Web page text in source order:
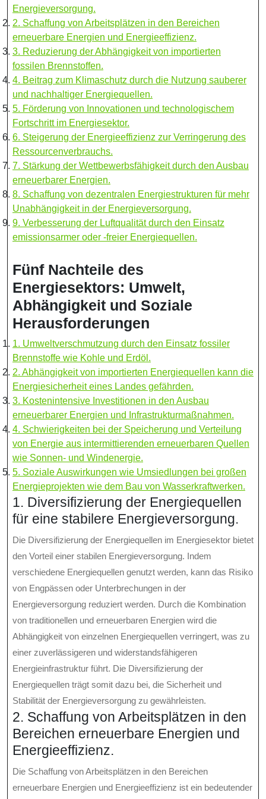
Energieversorgung.
2. Schaffung von Arbeitsplätzen in den Bereichen
erneuerbare Energien und Energieeffizienz.
3. Reduzierung der Abhängigkeit von importierten
fossilen Brennstoffen.
4. Beitrag zum Klimaschutz durch die Nutzung sauberer
und nachhaltiger Energiequellen.
5. Förderung von Innovationen und technologischem
Fortschritt im Energiesektor.
6. Steigerung der Energieeffizienz zur Verringerung des
Ressourcenverbrauchs.
7. Stärkung der Wettbewerbsfähigkeit durch den Ausbau
erneuerbarer Energien.
8. Schaffung von dezentralen Energiestrukturen für mehr
Unabhängigkeit in der Energieversorgung.
9. Verbesserung der Luftqualität durch den Einsatz
emissionsarmer oder -freier Energiequellen.
Fünf Nachteile des
Energiesektors: Umwelt,
Abhängigkeit und Soziale
Herausforderungen
1. Umweltverschmutzung durch den Einsatz fossiler
Brennstoffe wie Kohle und Erdöl.
2. Abhängigkeit von importierten Energiequellen kann die
Energiesicherheit eines Landes gefährden.
3. Kostenintensive Investitionen in den Ausbau
erneuerbarer Energien und Infrastrukturmaßnahmen.
4. Schwierigkeiten bei der Speicherung und Verteilung
von Energie aus intermittierenden erneuerbaren Quellen
wie Sonnen- und Windenergie.
5. Soziale Auswirkungen wie Umsiedlungen bei großen
Energieprojekten wie dem Bau von Wasserkraftwerken.
1. Diversifizierung der Energiequellen
für eine stabilere Energieversorgung.
Die Diversifizierung der Energiequellen im Energiesektor bietet
den Vorteil einer stabilen Energieversorgung. Indem
verschiedene Energiequellen genutzt werden, kann das Risiko
von Engpässen oder Unterbrechungen in der
Energieversorgung reduziert werden. Durch die Kombination
von traditionellen und erneuerbaren Energien wird die
Abhängigkeit von einzelnen Energiequellen verringert, was zu
einer zuverlässigeren und widerstandsfähigeren
Energieinfrastruktur führt. Die Diversifizierung der
Energiequellen trägt somit dazu bei, die Sicherheit und
Stabilität der Energieversorgung zu gewährleisten.
2. Schaffung von Arbeitsplätzen in den
Bereichen erneuerbare Energien und
Energieeffizienz.
Die Schaffung von Arbeitsplätzen in den Bereichen
erneuerbare Energien und Energieeffizienz ist ein bedeutender